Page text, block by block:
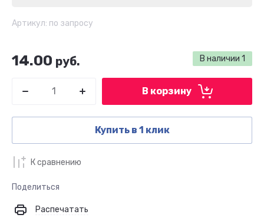
Артикул: по запросу
В наличии 1
14.00 руб.
В корзину
Купить в 1 клик
К сравнению
Поделиться
Распечатать